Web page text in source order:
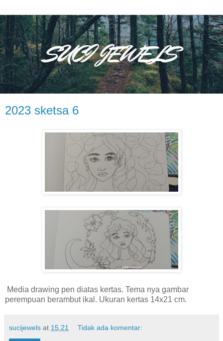
2023 sketsa 6
Media drawing pen diatas kertas. Tema nya gambar
perempuan berambut ikal. Ukuran kertas 14x21 cm.
sucijewels at 15.21 Tidak ada komentar: